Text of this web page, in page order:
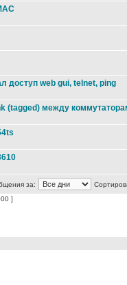
доступ web gui, telnet, ping
(tagged) между
за:
]